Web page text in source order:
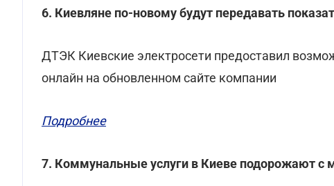
6. Киевляне по-новому будут передавать
ДТЭК Киевские электросети предоставил
онлайн на обновленном сайте компании
Подробнее
7. Коммунальные услуги в Киеве подорожают с